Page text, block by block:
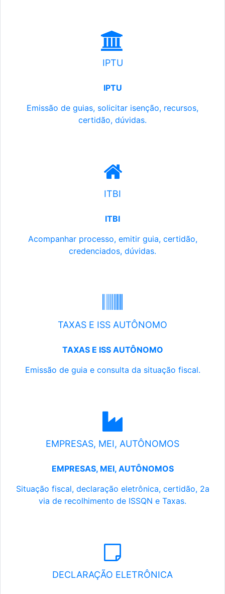
IPTU
IPTU
Emissão de guias, solicitar isenção, recursos,
certidão, dúvidas.
ITBI
ITBI
Acompanhar processo, emitir guia, certidão,
credenciados, dúvidas.
TAXAS E ISS AUTÔNOMO
TAXAS E ISS AUTÔNOMO
Emissão de guia e consulta da situação fiscal.
EMPRESAS, MEI, AUTÔNOMOS
EMPRESAS, MEI, AUTÔNOMOS
Situação fiscal, declaração eletrônica, certidão, 2a
via de recolhimento de ISSQN e Taxas.
DECLARAÇÃO ELETRÔNICA